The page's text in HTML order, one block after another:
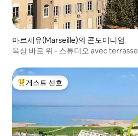
마르세유(Marseille)의 콘도미니엄
옥상 바로 위 - 스튜디오 avec terrasse
상위 게스트 선호
게스트 선호